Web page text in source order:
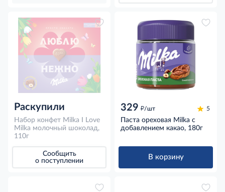
Раскупили
Набор конфет Milka I Love
Milka молочный шоколад,
110г
Сообщить
о поступлении
329 д/шт 5
Паста ореховая Milka с
добавлением какао, 180г
В корзину